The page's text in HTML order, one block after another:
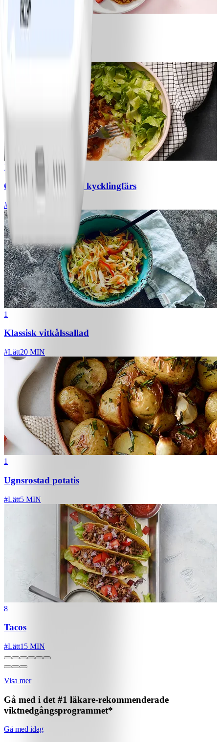
1
Chili con carne med kycklingfärs
#
1
Klassisk vitkålssallad
#Lätt20 MIN
1
Ugnsrostad potatis
#Lätt5 MIN
8
Tacos
#Lätt15 MIN
Visa mer
Gå med i det #1 läkare-rekommenderade
viktnedgångsprogrammet*
Gå med idag